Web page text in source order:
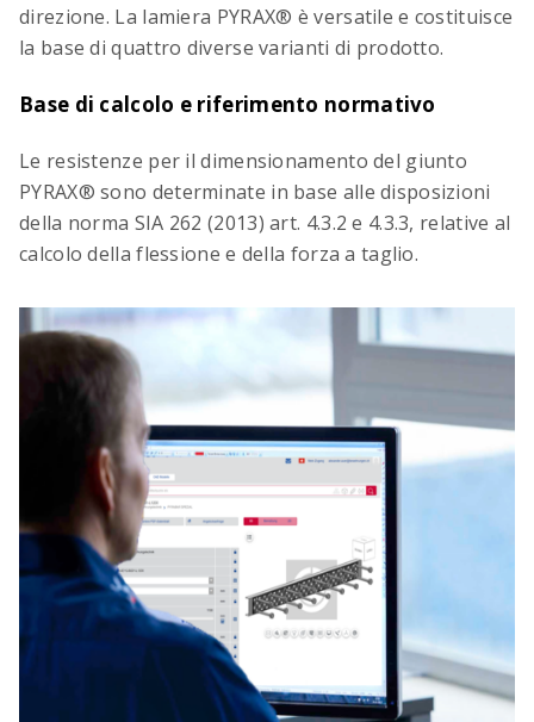
direzione. La lamiera PYRAX® è versatile e costituisce
la base di quattro diverse varianti di prodotto.
Base di calcolo e riferimento normativo
Le resistenze per il dimensionamento del giunto
PYRAX® sono determinate in base alle disposizioni
della norma SIA 262 (2013) art. 4.3.2 e 4.3.3, relative al
calcolo della flessione e della forza a taglio.